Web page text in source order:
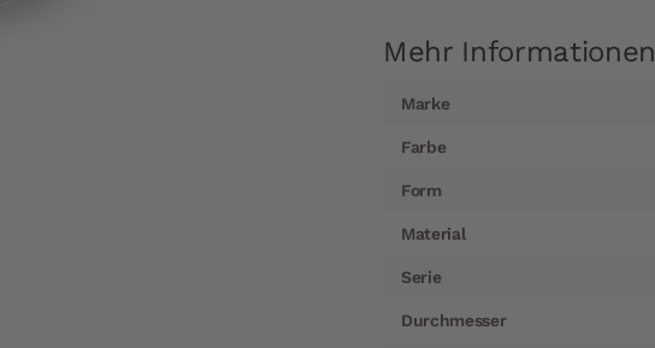
Mehr Informationen
Informationen
Marke
Farbe
Form
Material
Serie
Durchmesser